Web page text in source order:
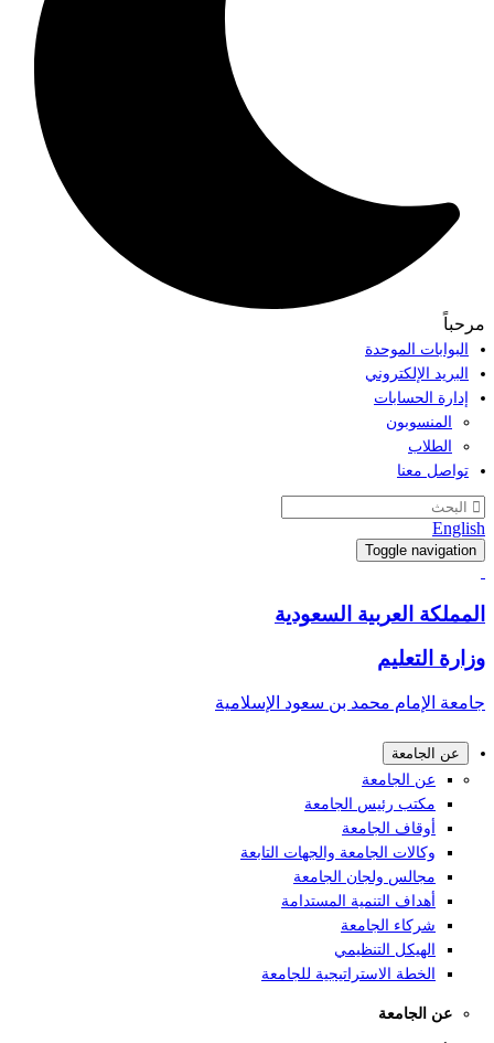
مرحباً
البوابات الموحدة
البريد الإلكتروني
إدارة الحسابات
المنسوبون
الطلاب
تواصل معنا
English
Toggle navigation
المملكة العربية السعودية
وزارة التعليم
جامعة الإمام محمد بن سعود الإسلامية
عن الجامعة
عن الجامعة
مكتب رئيس الجامعة
أوقاف الجامعة
وكالات الجامعة والجهات التابعة
مجالس ولجان الجامعة
أهداف التنمية المستدامة
شركاء الجامعة
الهيكل التنظيمي
الخطة الاستراتيجية للجامعة
عن الجامعة